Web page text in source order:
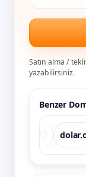
Satın alma /
yazabilirsiniz.
Benzer